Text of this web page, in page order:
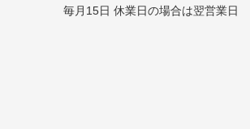
毎月15日 休業日の場合は翌営業日